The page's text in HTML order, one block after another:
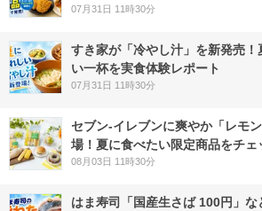
07月31日 11時30分
すき家が「冷やし汁」を新発売
い一杯を実食体験レポート
07月31日 11時30分
セブン‐イレブンに爽やか「レモ
場！夏に食べたい限定商品をチェ
08月03日 11時30分
はま寿司「国産生さば 100円」